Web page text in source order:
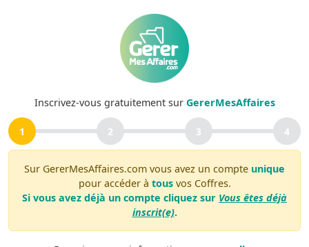
Inscrivez-vous gratuitement sur GererMesAffaires
1 2 3 4
Sur GererMesAffaires.com vous avez un compte unique
pour accéder à tousvos Coffres.
Si vous avez déjà un compte cliquez sur Vous êtes déjà
inscrit(e).